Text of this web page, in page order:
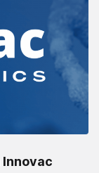
Innovac